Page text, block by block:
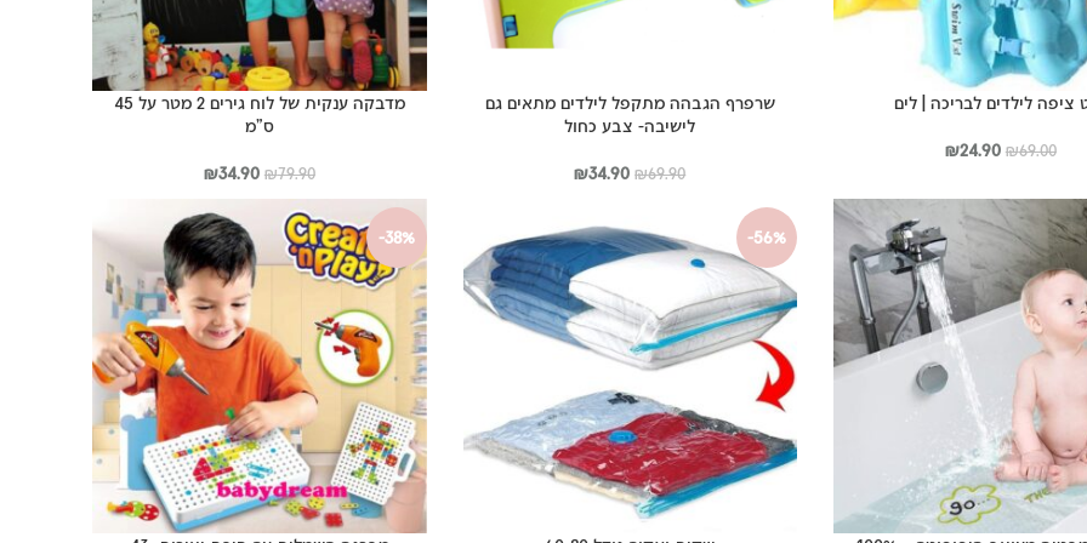
ציפה לילדים לבריכה | לים
₪69.00
המחיר
היה:
₪69.00.
₪24.90
המחיר
הוא:
₪24.90.
שרפרף הגבהה מתקפל לילדים מתאים גם
לישיבה- צבע כחול
₪69.90
המחיר
₪69.90.
₪34.90
המחיר
₪34.90.
מדבקה ענקית של לוח גירים 2 מטר על 45
ס”מ
₪79.90
המחיר
היה:
₪79.90.
₪34.90
המחיר
הוא:
₪34.90.
-56%
-38%